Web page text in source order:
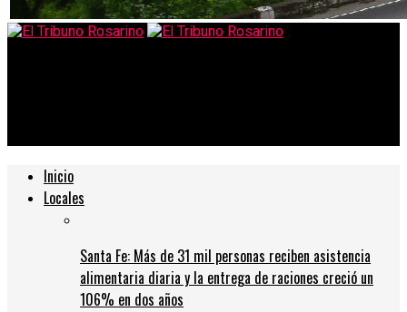
Inicio
Locales
Santa Fe: Más de 31 mil personas reciben asistencia
alimentaria diaria y la entrega de raciones creció un
106% en dos años